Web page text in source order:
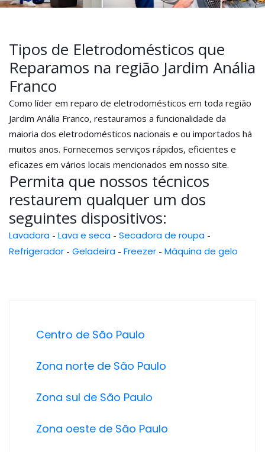
Tipos de Eletrodomésticos que
Reparamos na região Jardim Anália
Franco
Como líder em reparo de eletrodomésticos em toda região
Jardim Anália Franco, restauramos a funcionalidade da
maioria dos eletrodomésticos nacionais e ou importados há
muitos anos. Fornecemos serviços rápidos, eficientes e
eficazes em vários locais mencionados em nosso site.
Permita que nossos técnicos
restaurem qualquer um dos
seguintes dispositivos:
Lavadora - Lava e seca - Secadora de roupa -
Refrigerador - Geladeira - Freezer - Máquina de gelo
Centro de São Paulo
Zona norte de São Paulo
Zona sul de São Paulo
Zona oeste de São Paulo